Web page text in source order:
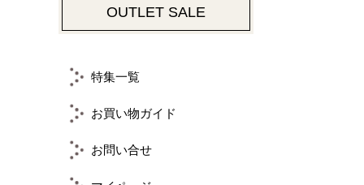
OUTLET SALE
特集一覧
お買い物ガイド
お問い合せ